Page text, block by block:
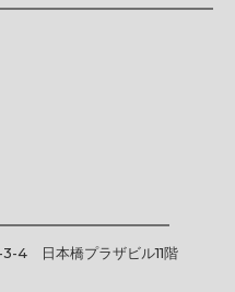
4 日本橋プラザビル11階